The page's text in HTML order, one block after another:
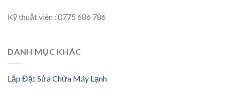
Kỹ thuật viên : 0775 686 786
DANH MỤC KHÁC
Lắp Đặt Sửa Chữa Máy Lạnh